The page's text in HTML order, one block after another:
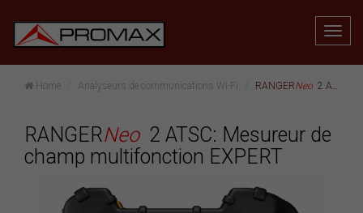
Home Analyseurs de communications Wi-Fi RANGERNeo 2 ATSC: Mesureur de champ multifonction EXPERT
RANGERNeo 2 ATSC: Mesureur de
champ multifonction EXPERT